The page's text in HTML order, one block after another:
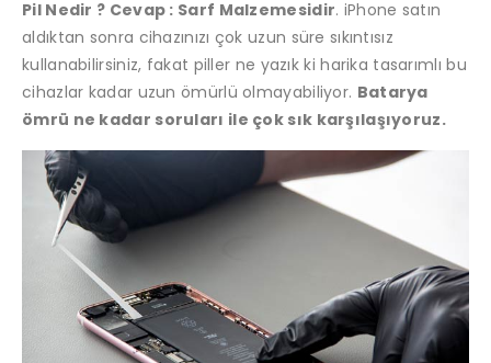
Pil Nedir ? Cevap : Sarf Malzemesidir. iPhone satın
aldıktan sonra cihazınızı çok uzun süre sıkıntısız
kullanabilirsiniz, fakat piller ne yazık ki harika tasarımlı bu
cihazlar kadar uzun ömürlü olmayabiliyor. Batarya
ömrü ne kadar soruları ile çok sık karşılaşıyoruz.